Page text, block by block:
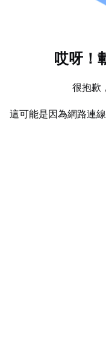
哎呀！
很抱歉
這可能是因為網路連